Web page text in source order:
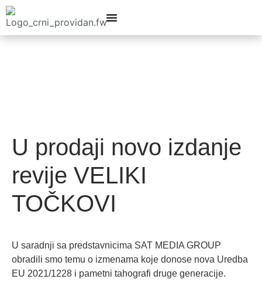
U prodaji novo izdanje
revije VELIKI
TOČKOVI
U saradnji sa predstavnicima SAT MEDIA GROUP
obradili smo temu o izmenama koje donose nova Uredba
EU 2021/1228 i pametni tahografi druge generacije.